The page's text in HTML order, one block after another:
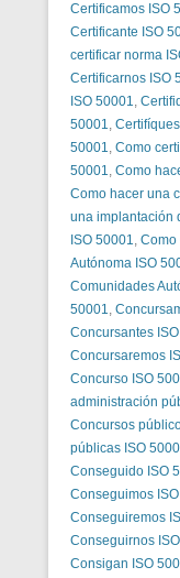
Certificamos ISO
Certificante ISO
certificar norma
Certificarnos ISO
ISO 50001,
50001,
50001, Como
50001, Como
Como hacer una
una implantación
ISO 50001, Como
Autónoma ISO
Comunidades
50001,
Concursantes
Concursaremos
Concurso ISO
administración
Concursos
públicas ISO
Conseguido ISO
Conseguimos
Conseguiremos
Conseguirnos
Consigan ISO